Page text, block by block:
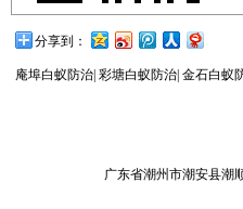
分享到：
庵埠白蚁防治| 彩塘白蚁防治| 金石白蚁
广东省潮州市潮安县潮